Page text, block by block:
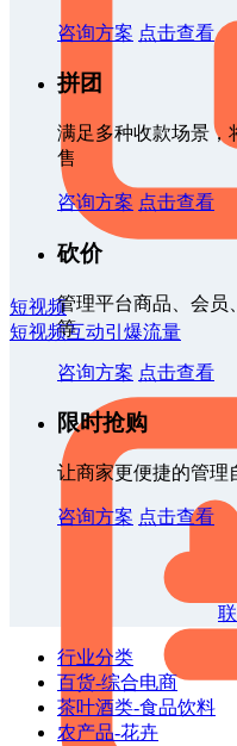
短视频
短视频互动引爆流量
咨询方案 点击查看
拼团
满足多种收款场景，
售
咨询方案 点击查看
砍价
管理平台商品、会员
等
咨询方案 点击查看
限时抢购
让商家更便捷的管理
咨询方案 点击查看
行业分类
百货-综合电商
茶叶酒类-食品饮料
农产品-花卉